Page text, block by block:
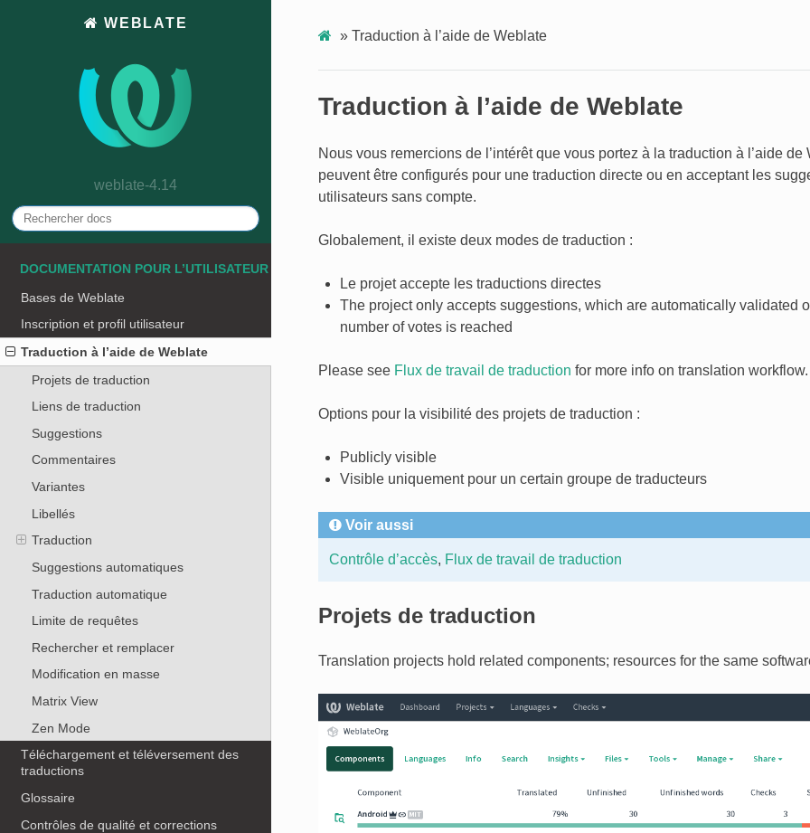
WEBLATE
weblate-4.14
DOCUMENTATION POUR L’UTILISATEUR
Bases de Weblate
Inscription et profil utilisateur
Traduction à l’aide de Weblate
Projets de traduction
Liens de traduction
Suggestions
Commentaires
Variantes
Libellés
Traduction
Suggestions automatiques
Traduction automatique
Limite de requêtes
Rechercher et remplacer
Modification en masse
Matrix View
Zen Mode
Téléchargement et téléversement des
traductions
Glossaire
Contrôles de qualité et corrections
» Traduction à l’aide de Weblate
Traduction à l’aide de Weblate
Nous vous remercions de l’intérêt que vous portez à la traduction à l’aide
peuvent être configurés pour une traduction directe ou en acceptant les
utilisateurs sans compte.
Globalement, il existe deux modes de traduction :
Le projet accepte les traductions directes
The project only accepts suggestions, which are automatically validated
number of votes is reached
Please see Flux de travail de traduction for more info on translation workflow.
Options pour la visibilité des projets de traduction :
Publicly visible
Visible uniquement pour un certain groupe de traducteurs
Voir aussi
Contrôle d’accès, Flux de travail de traduction
Projets de traduction
Translation projects hold related components; resources for the same